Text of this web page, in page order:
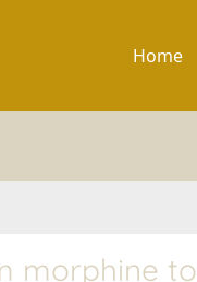
Home
morphine to